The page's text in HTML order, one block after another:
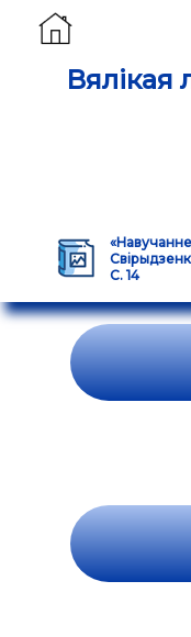
Вялікая
«Навучанне
С. 14